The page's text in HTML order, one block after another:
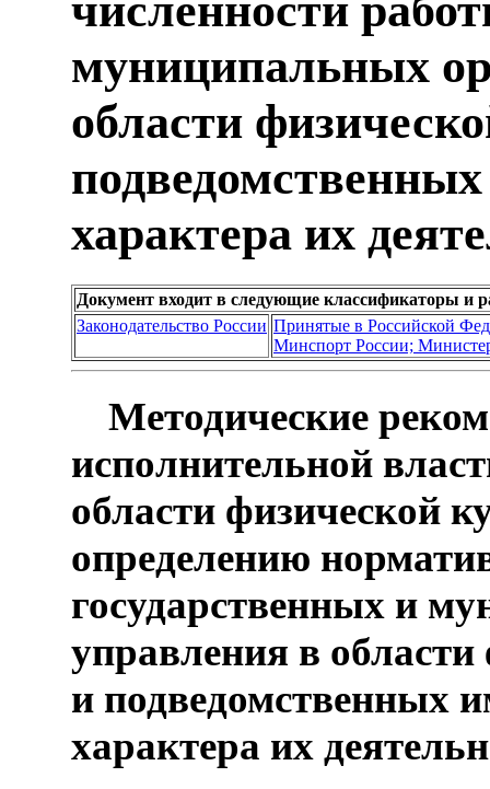
муниципальных
области
характера их
Документ входит в следующие классификаторы и
Законодательство России Принятые в Российской
Минспорт России;
Методические
исполнительной
области физической
определению
государственных и
управления в
и подведомственных
характера их